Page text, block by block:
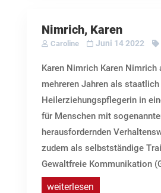
Nimrich, Karen
Caroline Juni 14 2022
Karen Nimrich Karen Nimrich
mehreren Jahren als
Heilerziehungspflegerin in
für Menschen mit
herausfordernden
zudem als selbstständige
Gewaltfreie Kommunikation
weiterlesen